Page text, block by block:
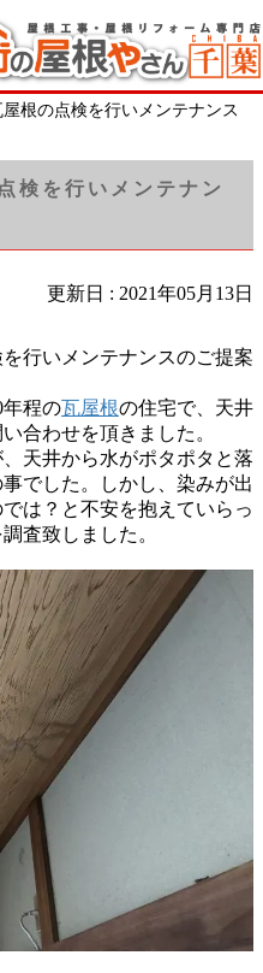
根の点検を行いメンテナンス
検を行いメンテナン
更新日 : 2021年05月13日
行いメンテナンスのご提案
程の瓦屋根の住宅で、天井
合わせを頂きました。
天井から水がポタポタと落
でした。しかし、染みが出
は？と不安を抱えていらっ
査致しました。